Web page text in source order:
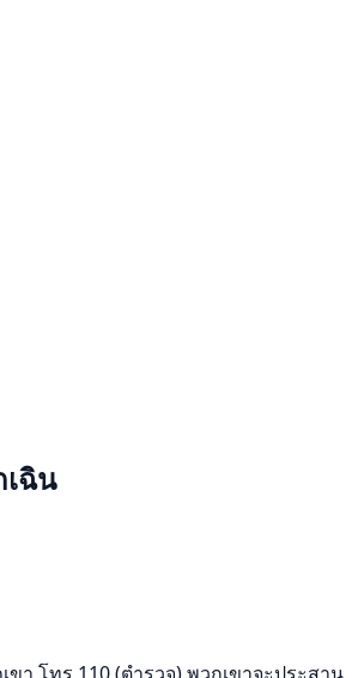
ฉิน
า โทร 110 (ตำรวจ) พวกเขาจะประสาน